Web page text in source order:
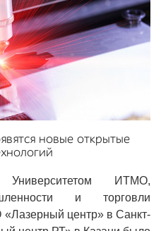
новые открытые
ИТМО,
и торговли
«Лазерный центр» в Санкт-